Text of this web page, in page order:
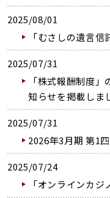
2025/08/01
「むさしの遺言
2025/07/31
「株式報酬制度
知らせを掲載しま
2025/07/31
2026年3月期 第1
2025/07/24
「オンラインカジ